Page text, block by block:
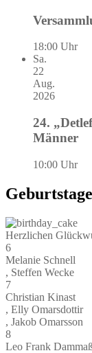
18:00 Uhr
Sa.
22
Aug.
2026
24.
Männer
10:00 Uhr
Herzlichen
6
Melanie Schnell
, Steffen Wecke
7
Christian Kinast
, Elly Omarsdottir
, Jakob Omarsson
8
Leo Frank